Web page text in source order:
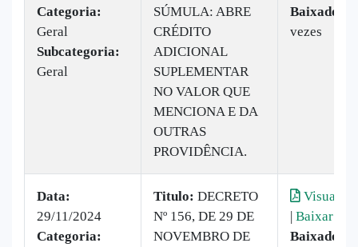
Categoria:
Geral
Subcategoria:
Geral
SÚMULA: ABRE
CRÉDITO
ADICIONAL
SUPLEMENTAR
NO VALOR QUE
MENCIONA E DA
OUTRAS
PROVIDÊNCIA.
Baixado:
vezes
Data:
29/11/2024
Categoria:
Titulo: DECRETO
Nº 156, DE 29 DE
NOVEMBRO DE
| Baixar
Baixado: